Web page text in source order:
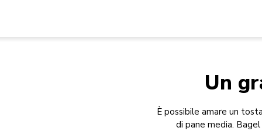
Un
È possibile amare un
di pane media.